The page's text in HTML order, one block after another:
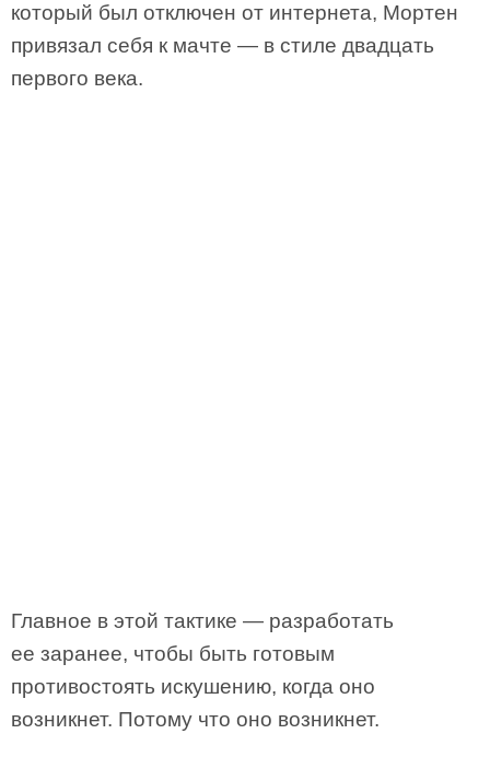
который был отключен от интернета, Мортен
привязал себя к мачте — в стиле двадцать
первого века.
Главное в этой тактике — разработать
ее заранее, чтобы быть готовым
противостоять искушению, когда оно
возникнет. Потому что оно возникнет.